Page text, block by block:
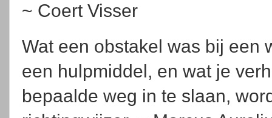
~ Coert Visser
Wat een obstakel was bij een
een hulpmiddel, en wat je
bepaalde weg in te slaan,